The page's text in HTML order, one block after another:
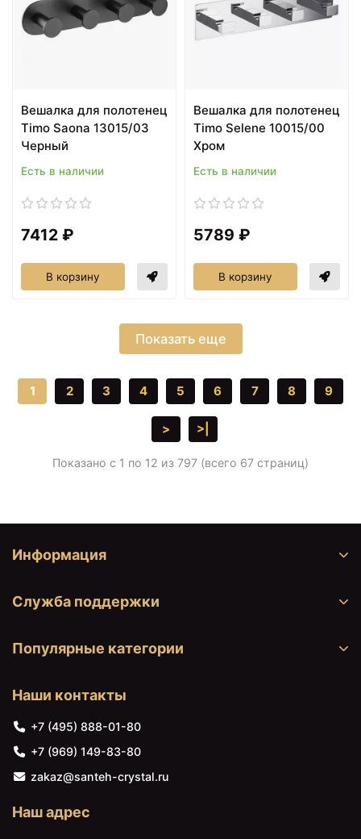
Вешалка для полотенец
Timo Saona 13015/03
Черный
Есть в наличии
7412 ₽
В корзину
Вешалка для полотенец
Timo Selene 10015/00
Хром
Есть в наличии
5789 ₽
В корзину
Показать еще
1 2 3 4 5 6 7 8 9
> >|
Показано с 1 по 12 из 797 (всего 67 страниц)
Информация
Служба поддержки
Популярные категории
Наши контакты
+7 (495) 888-01-80
+7 (969) 149-83-80
zakaz@santeh-crystal.ru
Наш адрес